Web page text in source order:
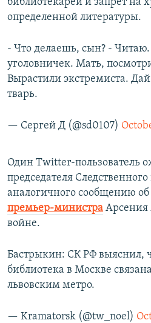
определенной литературы.
- Что делаешь, сын? - Читаю.
уголовничек. Мать,
Вырастили экстремиста.
тварь.
— Сергей Д (@sd0107)
Один Twitter-пользователь
председателя
аналогичного сообщению об
премьер-министра Арсения
войне.
Бастрыкин: СК РФ выяснил,
библиотека в Москве
львовским метро.
— Kramatorsk (@tw_noel)